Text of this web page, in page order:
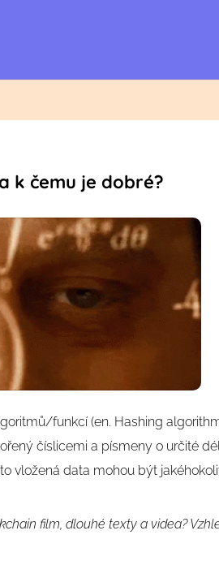
k čemu je dobré?
funkcí (en. Hashing
číslicemi a písmeny o určité
vložená data mohou být
film, dlouhé texty a videa?